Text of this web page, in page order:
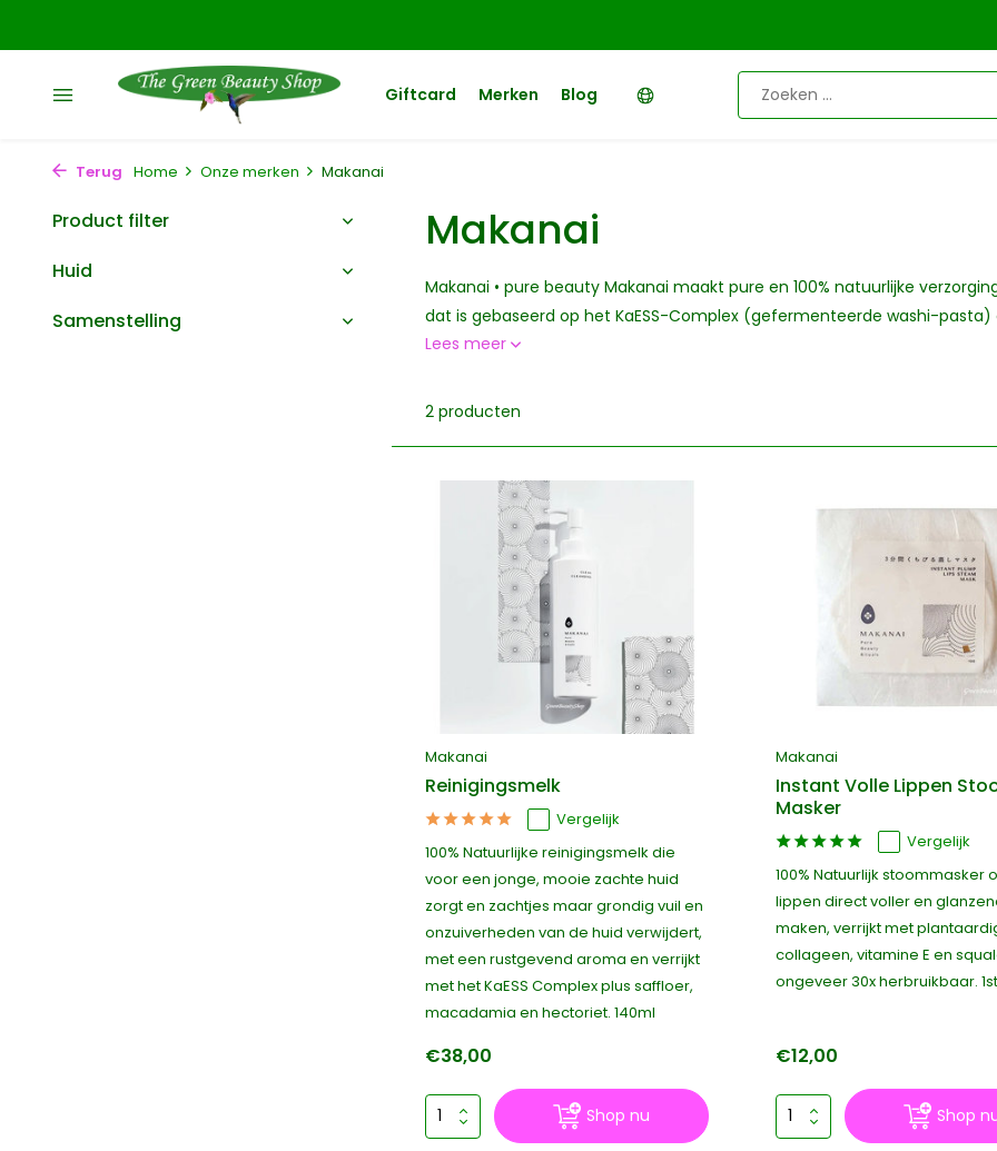
Giftcard Merken Blog
Terug Home Onze merken Makanai
Product filter
Huid
Samenstelling
Makanai
Makanai • pure beauty Makanai maakt pure en 100% natuurlijke
dat is gebaseerd op het KaESS-Complex (gefermenteerde washi-pasta)
Lees meer
2 producten
Makanai
Reinigingsmelk
Vergelijk
100% Natuurlijke reinigingsmelk die
voor een jonge, mooie zachte huid
zorgt en zachtjes maar grondig vuil en
onzuiverheden van de huid verwijdert,
met een rustgevend aroma en verrijkt
met het KaESS Complex plus saffloer,
macadamia en hectoriet. 140ml
€38,00
Shop nu
Makanai
Instant Volle Lippen
Masker
Vergelijk
100% Natuurlijk stoommasker
lippen direct voller en
maken, verrijkt met
collageen, vitamine E en
ongeveer 30x herbruikbaar. 1st
€12,00
Shop